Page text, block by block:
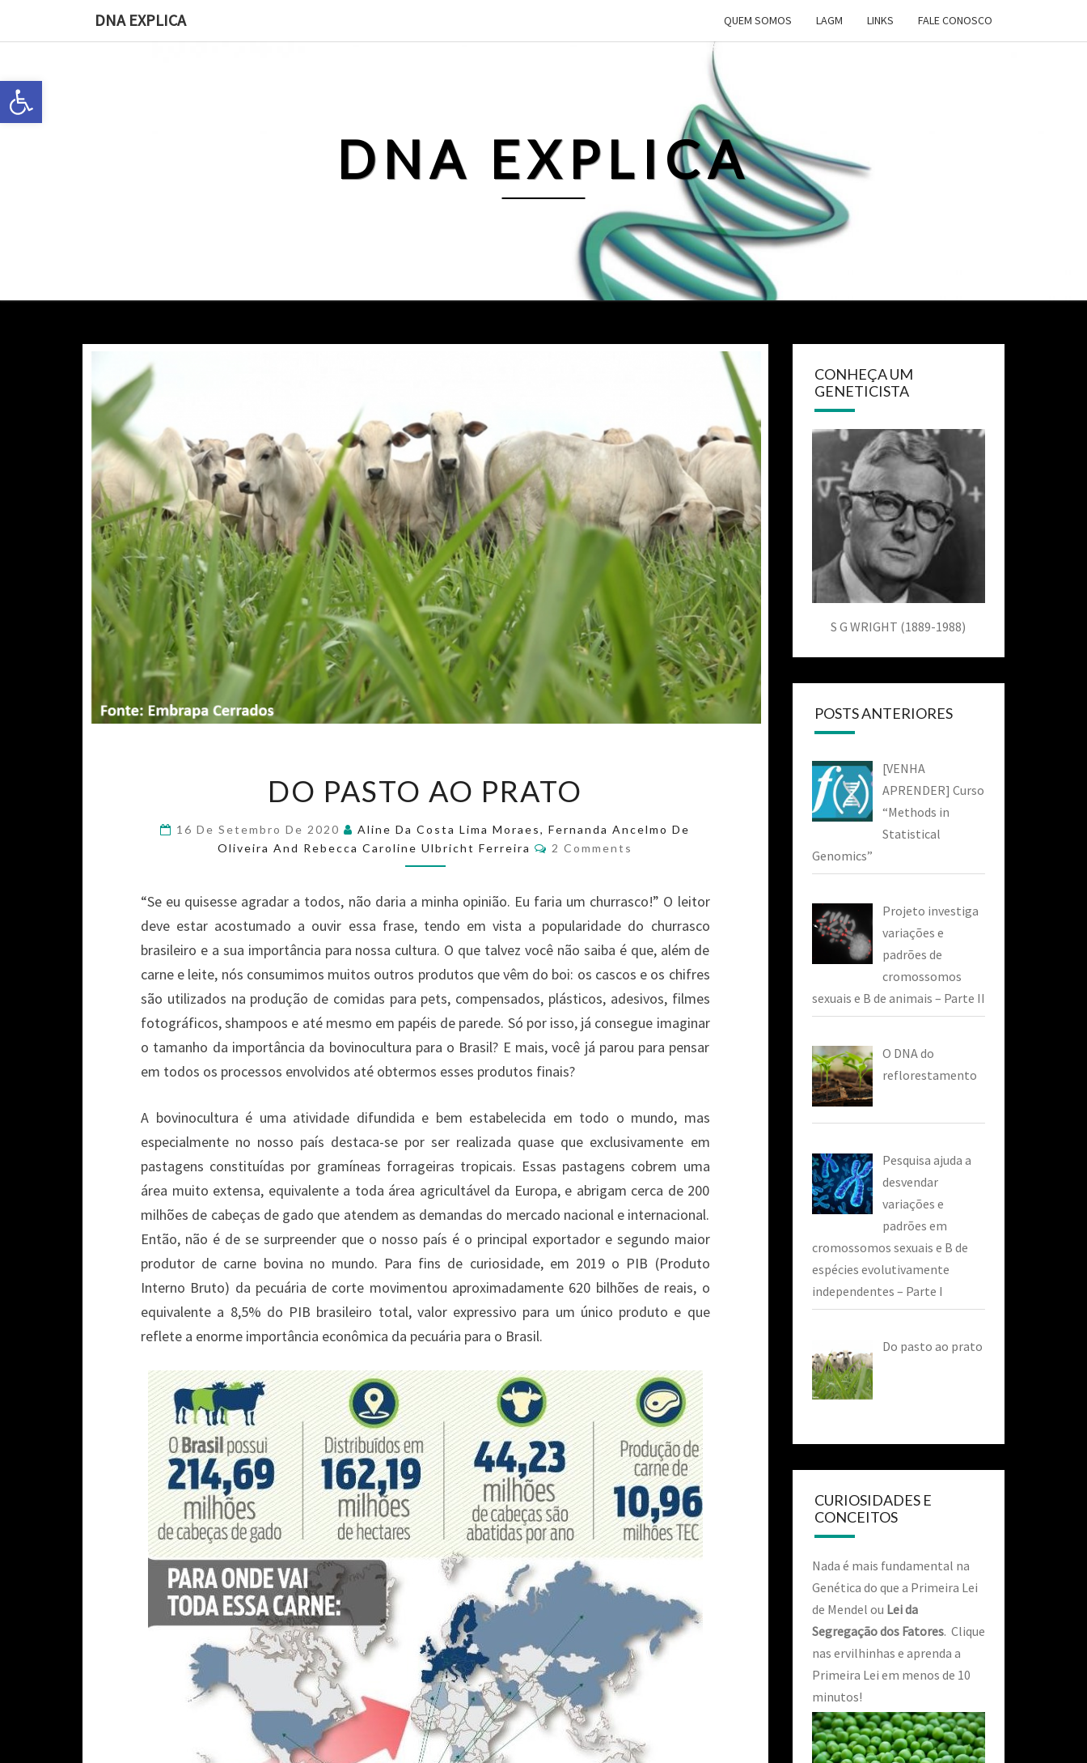
Abrir a barra de ferramentas
DNA EXPLICA QUEM SOMOS LAGM LINKS FALE CONOSCO
DNA EXPLICA
DO PASTO AO PRATO
16 De Setembro De 2020
Aline Da Costa Lima Moraes, Fernanda Ancelmo De
Oliveira And Rebecca Caroline Ulbricht Ferreira
2 Comments
“Se eu quisesse agradar a todos, não daria a minha opinião. Eu faria um churrasco!” O leitor
deve estar acostumado a ouvir essa frase, tendo em vista a popularidade do churrasco
brasileiro e a sua importância para nossa cultura. O que talvez você não saiba é que, além de
carne e leite, nós consumimos muitos outros produtos que vêm do boi: os cascos e os chifres
são utilizados na produção de comidas para pets, compensados, plásticos, adesivos, filmes
fotográficos, shampoos e até mesmo em papéis de parede. Só por isso, já consegue imaginar
o tamanho da importância da bovinocultura para o Brasil? E mais, você já parou para pensar
em todos os processos envolvidos até obtermos esses produtos finais?
A bovinocultura é uma atividade difundida e bem estabelecida em todo o mundo, mas
especialmente no nosso país destaca-se por ser realizada quase que exclusivamente em
pastagens constituídas por gramíneas forrageiras tropicais. Essas pastagens cobrem uma
área muito extensa, equivalente a toda área agricultável da Europa, e abrigam cerca de 200
milhões de cabeças de gado que atendem as demandas do mercado nacional e internacional.
Então, não é de se surpreender que o nosso país é o principal exportador e segundo maior
produtor de carne bovina no mundo. Para fins de curiosidade, em 2019 o PIB (Produto
Interno Bruto) da pecuária de corte movimentou aproximadamente 620 bilhões de reais, o
equivalente a 8,5% do PIB brasileiro total, valor expressivo para um único produto e que
reflete a enorme importância econômica da pecuária para o Brasil.
CONHEÇA UM
GENETICISTA
S G WRIGHT (1889-1988)
POSTS ANTERIORES
[VENHA
APRENDER] Curso
“Methods in
Statistical
Genomics”
Projeto investiga
variações e
padrões de
cromossomos
sexuais e B de animais – Parte II
O DNA do
reflorestamento
Pesquisa ajuda a
desvendar
variações e
padrões em
cromossomos sexuais e B de
espécies evolutivamente
independentes – Parte I
Do pasto ao prato
CURIOSIDADES E
CONCEITOS
Nada é mais fundamental na
Genética do que a Primeira Lei
de Mendel ou Lei da
Segregação dos Fatores. Clique
nas ervilhinhas e aprenda a
Primeira Lei em menos de 10
minutos!